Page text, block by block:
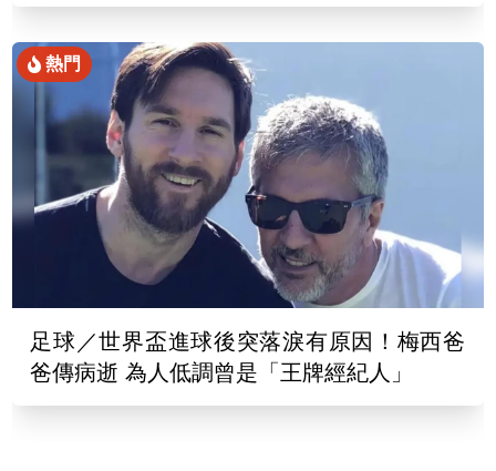
熱門
足球／世界盃進球後突落淚有原因！梅西爸
爸傳病逝 為人低調曾是「王牌經紀人」